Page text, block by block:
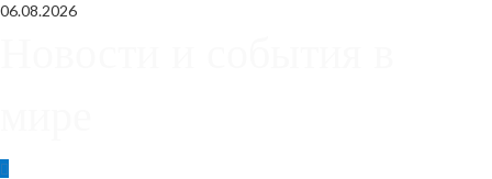
Skip
06.08.2026